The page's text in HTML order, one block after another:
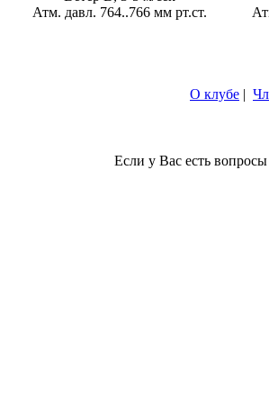
Атм. давл. 764..766 мм рт.ст.
О клубе |
Если у Вас есть